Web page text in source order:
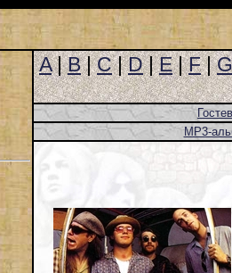
A|B|C|D|E|F|G
MP3-